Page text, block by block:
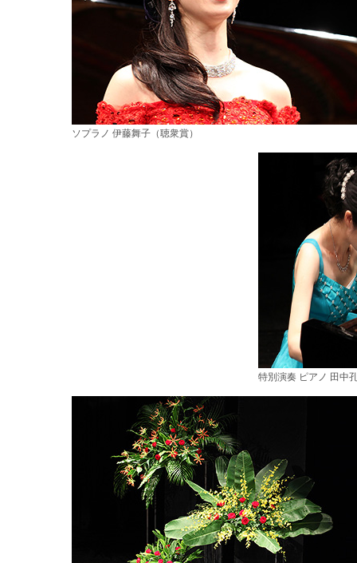
ソプラノ 伊藤舞子（聴衆賞）
特別演奏 ピアノ 田中